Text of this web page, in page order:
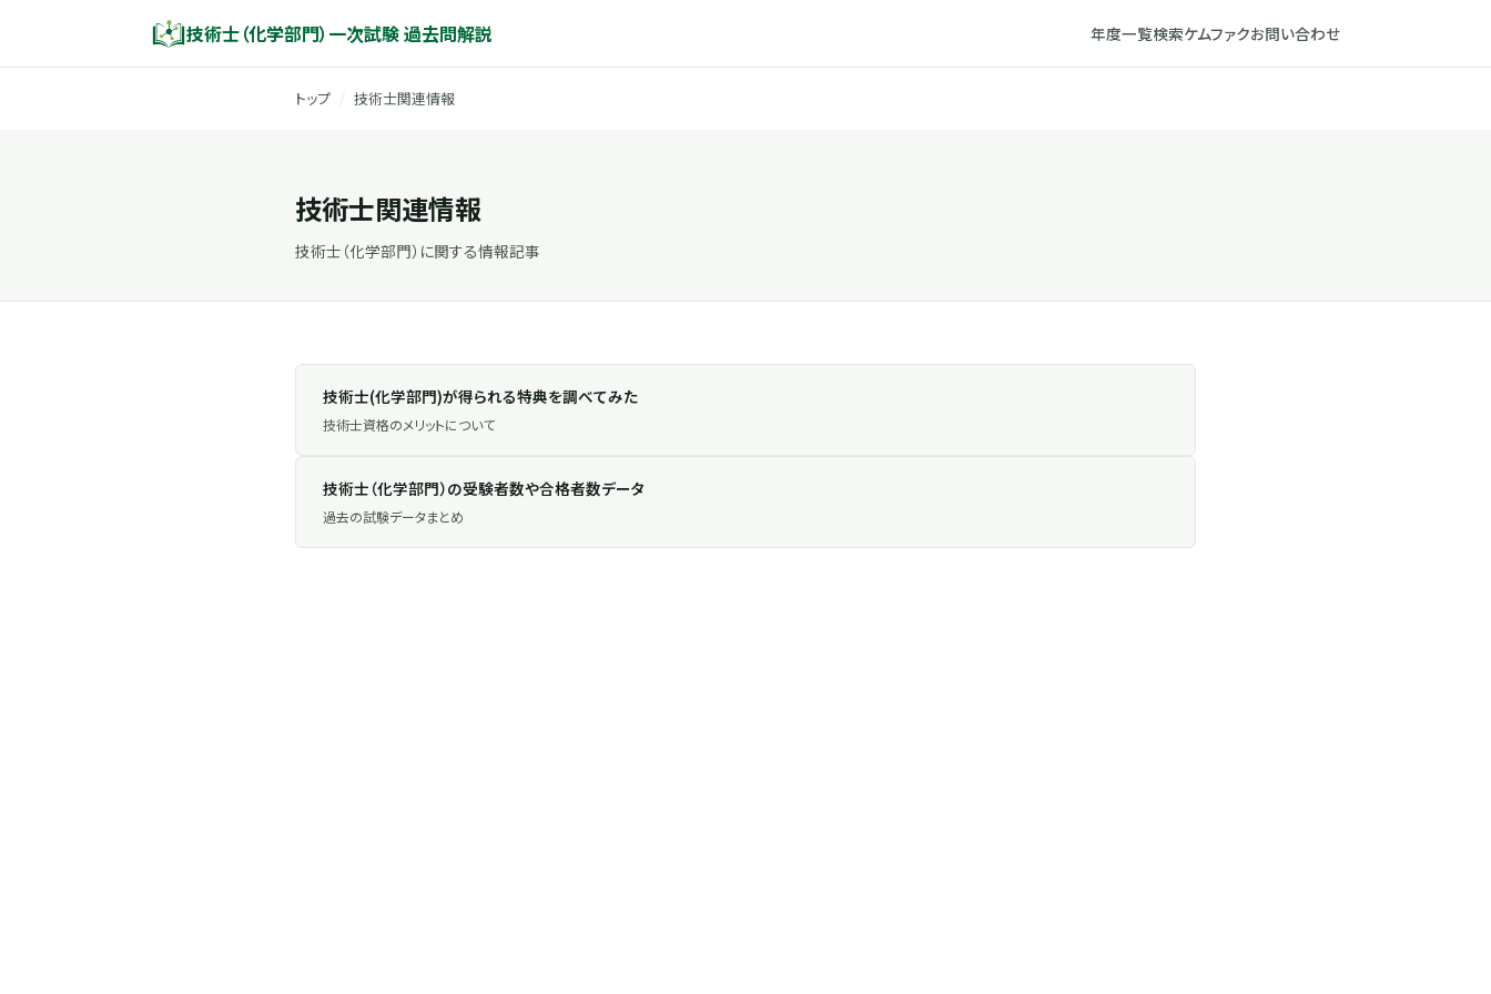
技術士（化学部門）一次試験 過去問解説 年度一覧検索ケムファクお問い合わせ
トップ 技術士関連情報
技術士関連情報
技術士（化学部門）に関する情報記事
技術士(化学部門)が得られる特典を調べてみた
技術士資格のメリットについて
技術士（化学部門）の受験者数や合格者数データ
過去の試験データまとめ